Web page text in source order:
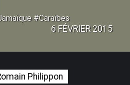
#Caraïbes
6 FÉVRIER 2015
Philippon